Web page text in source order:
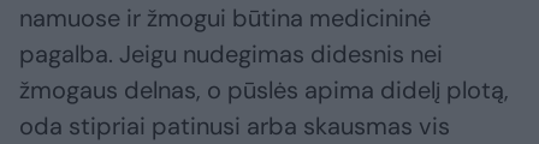
namuose ir žmogui būtina medicininė
pagalba. Jeigu nudegimas didesnis nei
žmogaus delnas, o pūslės apima didelį plotą,
oda stipriai patinusi arba skausmas vis